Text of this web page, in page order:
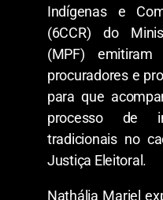
Indígenas e
(6CCR) do
(MPF)
procuradores e
para que
processo de
tradicionais no
Justiça Eleitoral.
Nathália Mariel